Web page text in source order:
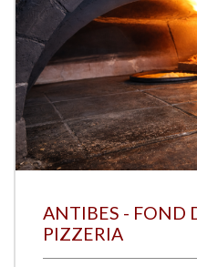
ANTIBES - FOND
PIZZERIA